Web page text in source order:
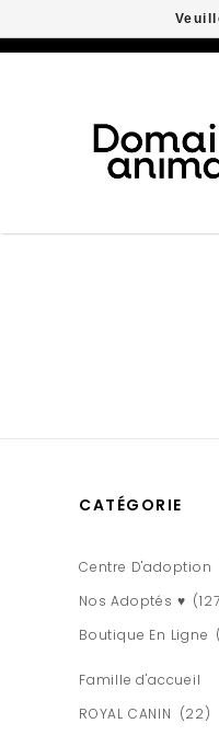
CATÉGORIE
Centre D'adoption
Nos Adoptés ♥
Boutique En Ligne
Famille d'accueil
ROYAL CANIN (22)